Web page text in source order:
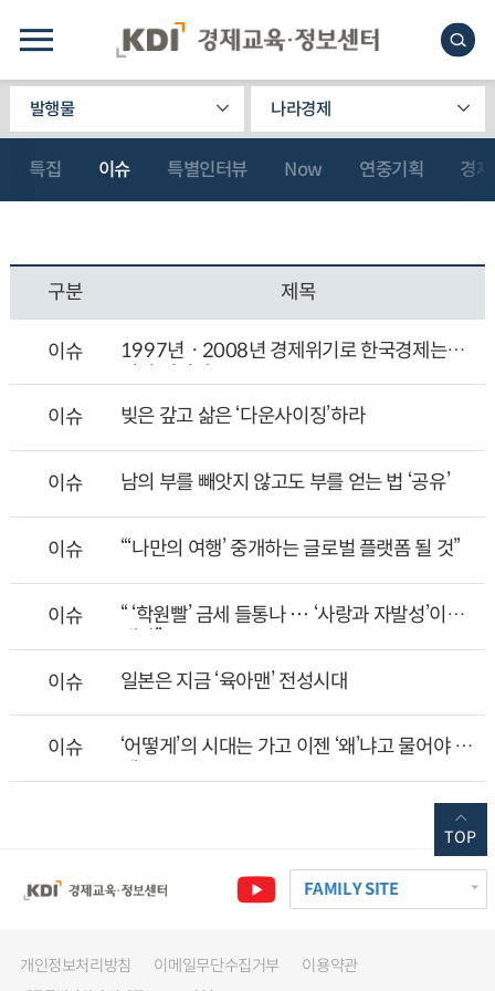
발행물 나라경제
특집 이슈 특별인터뷰 Now 연중기획 경
구분 제목
이슈
1997년ㆍ2008년 경제위기로 한국경제는
이미 저성장
이슈
빚은 갚고 삶은 ‘다운사이징’하라
이슈 남의 부를 빼앗지 않고도 부를 얻는 법 ‘공유’
이슈 “‘나만의 여행’ 중개하는 글로벌 플랫폼 될 것”
이슈
“ ‘학원빨’ 금세 들통나 ⋯ ‘사랑과 자발성’이
이슈
일본은 지금 ‘육아맨’ 전성시대
이슈
‘어떻게’의 시대는 가고 이젠 ‘왜’냐고 물어야 할
FAMILY SITE
개인정보처리방침 이메일무단수집거부 이용약관
TOP